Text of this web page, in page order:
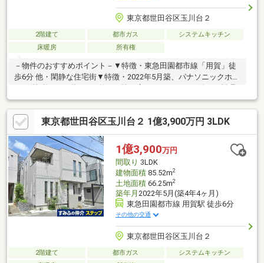
東京都世田谷区玉川台２
2階建て 都市ガス
システムキッチン
床暖房
所有権
－物件のおすすめポイント－▼特徴・東急田園都市線「用賀」徒
歩6分 他・閑静な住宅街▼特徴・2022年5月築、パナソニックホー
中もご家族との会話が弾む対面式キッチン・デスク付の書斎スペ
ース有▼設備・床暖房(LD)・トイレ2箇所▼周辺環境・ミニコープ
瀬田店 徒歩6分(約470m)・セブンイレブン世田谷玉川台店 徒歩3
分(約220m)・世田谷区立玉川台公園 徒歩3分(約190m)■ ご希望の
住まい探しをお手伝いします ━━━━━・・・物件の詳細・ご相
談はお気軽にお問い合わせください。
東京都世田谷区玉川台２ 1億3,900万円 3LDK
1億3,900万円
間取り 3LDK
建物面積85.52m2
土地面積66.25m2
築年月 2022年5月(築4年4ヶ月)
東急田園都市線 用賀駅 徒歩6分
その他の交通
東京都世田谷区玉川台２
2階建て 都市ガス
システムキッチン